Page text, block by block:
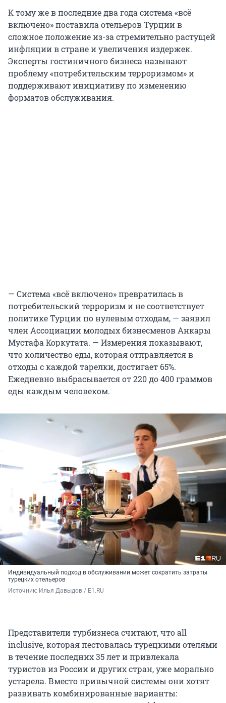
К тому же в последние два года система «всё
включено» поставила отельеров Турции в
сложное положение из-за стремительно растущей
инфляции в стране и увеличения издержек.
Эксперты гостиничного бизнеса называют
проблему «потребительским терроризмом» и
поддерживают инициативу по изменению
форматов обслуживания.
— Система «всё включено» превратилась в
потребительский терроризм и не соответствует
политике Турции по нулевым отходам, — заявил
член Ассоциации молодых бизнесменов Анкары
Мустафа Коркутата. — Измерения показывают,
что количество еды, которая отправляется в
отходы с каждой тарелки, достигает 65%.
Ежедневно выбрасывается от 220 до 400 граммов
еды каждым человеком.
Индивидуальный подход в обслуживании может сократить затраты
турецких отельеров
Источник: Илья Давыдов / E1.RU
Представители турбизнеса считают, что all
inclusive, которая пестовалась турецкими отелями
в течение последних 35 лет и привлекала
туристов из России и других стран, уже морально
устарела. Вместо привычной системы они хотят
развивать комбинированные варианты: